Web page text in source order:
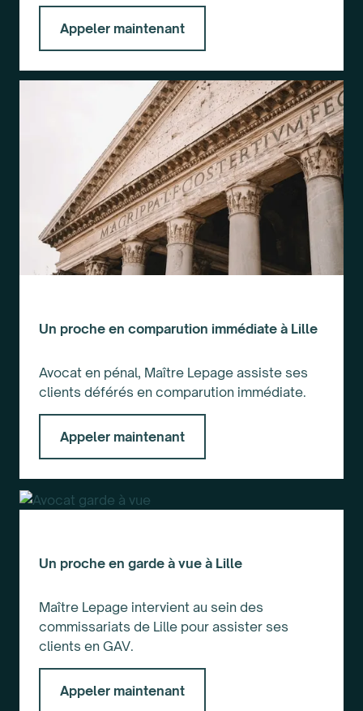
Appeler maintenant
Un proche en comparution immédiate à Lille
Avocat en pénal, Maître Lepage assiste ses
clients déférés en comparution immédiate.
Appeler maintenant
Un proche en garde à vue à Lille
Maître Lepage intervient au sein des
commissariats de Lille pour assister ses
clients en GAV.
Appeler maintenant